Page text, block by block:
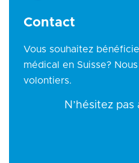
Contact
Vous souhaitez
médical en Suisse?
volontiers.
N’hésitez